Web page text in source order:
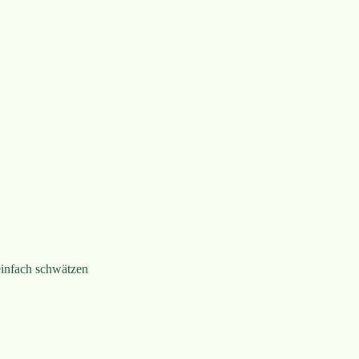
schwätzen